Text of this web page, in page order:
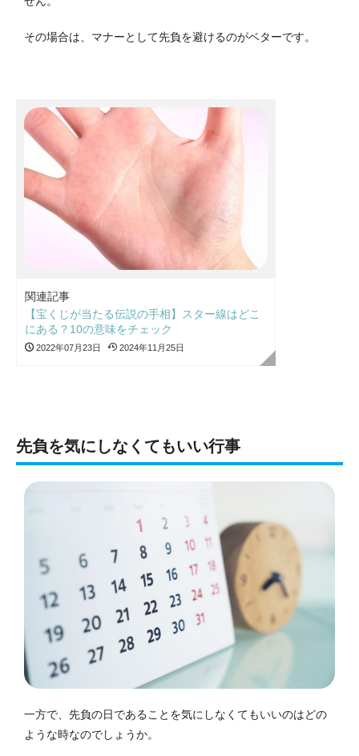
その場合は、マナーとして先負を避けるのがベターです。
関連記事
【宝くじが当たる伝説の手相】スター線はどこ
にある？10の意味をチェック
2022年07月23日 2024年11月25日
先負を気にしなくてもいい行事
一方で、先負の日であることを気にしなくてもいいのはどの
ような時なのでしょうか。